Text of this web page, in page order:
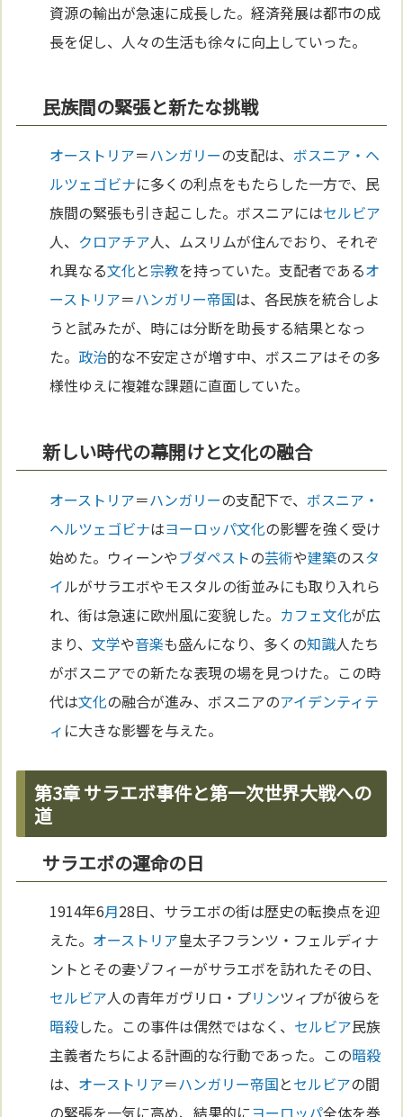
資源の輸出が急速に成長した。経済発展は都市の成
長を促し、人々の生活も徐々に向上していった。
民族間の緊張と新たな挑戦
オーストリア＝ハンガリーの支配は、 ボスニア・ヘ
ルツェゴビナに多くの利点をもたらした一方で、民
族間の緊張も引き起こした。ボスニアにはセルビア
人、 クロアチア人、ムスリムが住んでおり、それぞ
れ異なる文化と宗教を持っていた。支配者であるオ
ーストリア＝ハンガリー帝国は、各民族を統合しよ
うと試みたが、時には分断を助長する結果となっ
た。 政治的な不安定さが増す中、ボスニアはその多
様性ゆえに複雑な課題に直面していた。
新しい時代の幕開けと文化の融合
オーストリア＝ハンガリーの支配下で、 ボスニア・
ヘルツェゴビナはヨーロッパ文化の影響を強く受け
始めた。ウィーンやブダペストの芸術や建築のスタ
イルがサラエボやモスタルの街並みにも取り入れら
れ、街は急速に欧州風に変貌した。 カフェ文化が広
まり、文学や音楽も盛んになり、多くの知識人たち
がボスニアでの新たな表現の場を見つけた。この時
代は文化の融合が進み、ボスニアのアイデンティテ
ィ に大きな影響を与えた。
第3章 サラエボ事件と第一次世界大戦への
道
サラエボの運命の日
1914年6月28日、サラエボの街は歴史の転換点を迎
えた。 オーストリア皇太子フランツ・フェルディナ
ントとその妻ゾフィーがサラエボを訪れたその日、
セルビア人の青年ガヴリロ・プリンツィプが彼らを
暗殺した。この事件は偶然ではなく、 セルビア民族
主義者たちによる計画的な行動であった。この暗殺
は、 オーストリア＝ハンガリー帝国とセルビアの間
の緊張を一気に高め、結果的にヨーロッパ全体を巻